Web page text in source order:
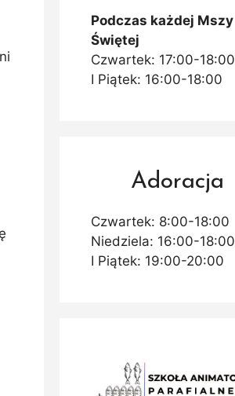
Podczas każdej Mszy
Świętej
Czwartek: 17:00-18:00
I Piątek: 16:00-18:00
Adoracja
Czwartek: 8:00-18:00
Niedziela: 16:00-18:00
I Piątek: 19:00-20:00